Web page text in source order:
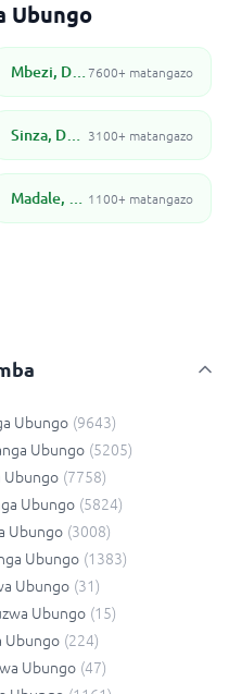
Ubungo
Mbezi, Dar Es Salaam7600+ matangazo
Sinza, Dar Es Salaam 3100+ matangazo
Madale, Dar Es Salaam 1100+ matangazo
Ubungo (9643)
Ubungo (5205)
Ubungo (7758)
Ubungo (5824)
Ubungo (3008)
Ubungo (1383)
Ubungo (31)
Ubungo (15)
Ubungo (224)
Ubungo (47)